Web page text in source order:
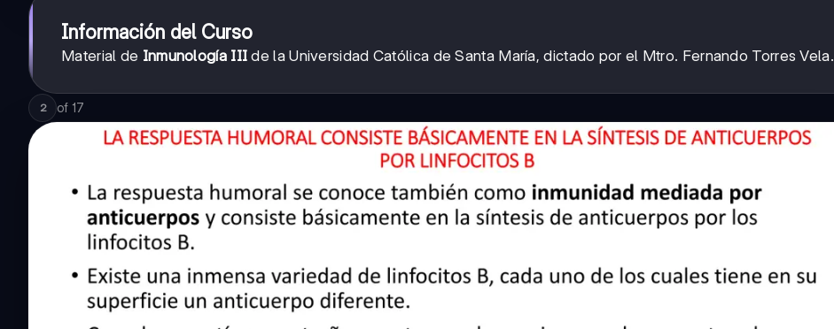
Información del Curso
Material de Inmunología III de la Universidad Católica de Santa María, dictado por el Mtro. Fernando Torres Vela.
2 of 17